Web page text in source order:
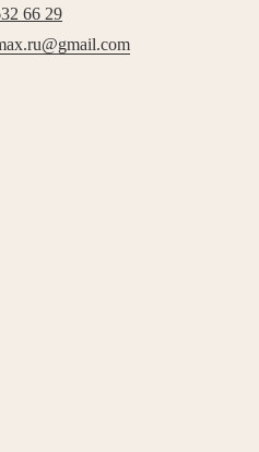
66 29